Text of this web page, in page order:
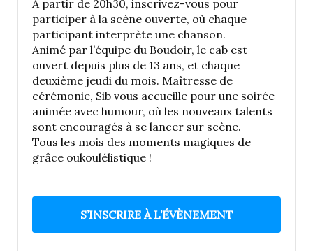
À partir de 20h30, inscrivez-vous pour
participer à la scène ouverte, où chaque
participant interprète une chanson.
Animé par l’équipe du Boudoir, le cab est
ouvert depuis plus de 13 ans, et chaque
deuxième jeudi du mois. Maîtresse de
cérémonie, Sib vous accueille pour une soirée
animée avec humour, où les nouveaux talents
sont encouragés à se lancer sur scène.
Tous les mois des moments magiques de
grâce oukoulélistique !
S’INSCRIRE À L’ÉVÈNEMENT